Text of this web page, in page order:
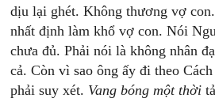
dịu lại ghét. Không thương vợ
nhất định làm khổ vợ con. Nói
chưa đủ. Phải nói là không nhân
cả. Còn vì sao ông ấy đi theo
phải suy xét. Vang bóng một thời